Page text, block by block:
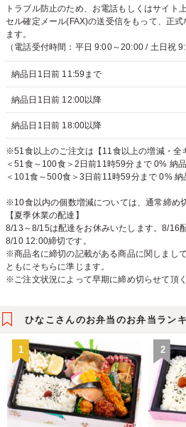
トラブル防止のため、お電話もしくはサイト
セル確定メール(FAX)の送受信をもって、正
ます。
（電話受付時間：平日 9:00～20:00 / 土日祝
納品日1日前 11:59まで
納品日1日前 12:00以降
納品日1日前 18:00以降
※51食以上のご注文は【11食以上の増減・全
＜51食～100食＞2日前11時59分まで 0% 納
＜101食～500食＞3日前11時59分まで 0%
※10食以内の個数増減については、通常締め
【夏季休業の配達】
8/13～8/15は配達をお休みいたします。8/16
8/10 12:00締切です。
※商品名に締切の記載がある商品に関しまし
ともにそちらに準じます。
※ご注文状況によって早期に締め切らせて頂
ひなこさんのお弁当のお弁当ラン
1 2